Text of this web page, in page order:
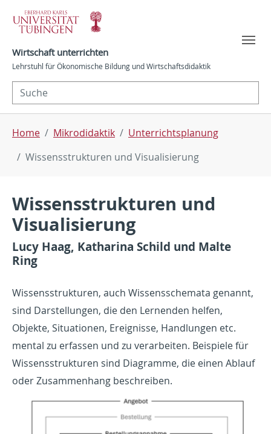
Wirtschaft unterrichten
Lehrstuhl für Ökonomische Bildung und Wirtschaftsdidaktik
Home
Mikrodidaktik
Unterrichtsplanung
Wissensstrukturen und Visualisierung
Wissensstrukturen und
Visualisierung
Lucy Haag, Katharina Schild und Malte
Ring
Wissensstrukturen, auch Wissensschemata genannt,
sind Darstellungen, die den Lernenden helfen,
Objekte, Situationen, Ereignisse, Handlungen etc.
mental zu erfassen und zu verarbeiten. Beispiele für
Wissensstrukturen sind Diagramme, die einen Ablauf
oder Zusammenhang beschreiben.